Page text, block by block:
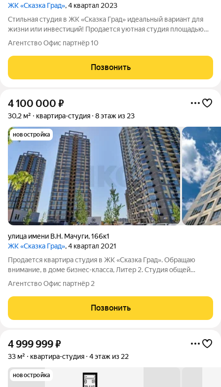
ЖК «Сказка Град», 4 квартал 2023
Стильная студия в ЖК «Сказка Град» идеальный вариант для
жизни или инвестиций! Продается уютная студия площадью
32,2 м в современном доме бизнес-класса ЖК «Сказка Град».
Преимущества квартиры: 12 этаж с красивым панорамным
видом на город;
Агентство Офис партнёр 10
Позвонить
4 100 000 ₽
30,2 м² квартира-студия 8 этаж из 23
новостройка
улица имени В.Н. Мачуги,166к1
ЖК «Сказка Град», 4 квартал 2021
Продается квартира студия в ЖК «Сказка Град». Обращаю
внимание, в доме бизнес-класса, Литер 2. Студия общей
площадью 35,2 м2, с комфортной кухней-гостиной 19,2 м2 и
лоджией 5 м2. Квартира в отличной предчистовой отделке, на
комфортном 8-ом этаже.
Агентство Офис партнёр 2
Позвонить
4 999 999₽
33 м² квартира-студия 4 этаж из 22
новостройка